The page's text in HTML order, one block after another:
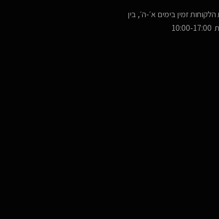
הלקוחות זמין בימים א׳-ה׳, בין